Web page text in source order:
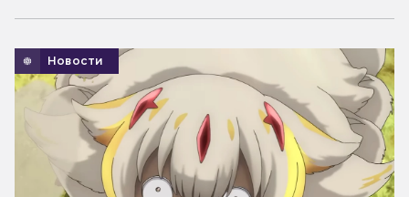
Новости